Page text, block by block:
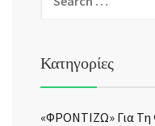
Κατηγορίες
«ΦΡΟΝΤΙΖΩ» Για Τη